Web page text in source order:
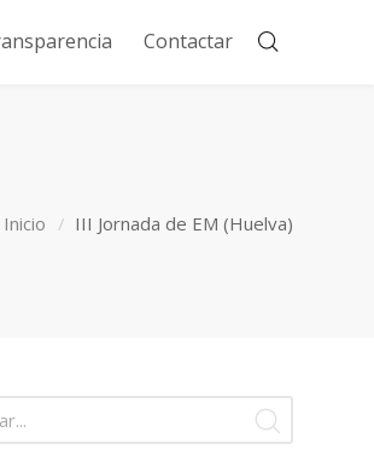
Contactar
Inicio III Jornada de EM (Huelva)